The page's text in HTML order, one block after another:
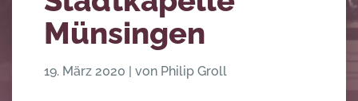
Münsingen
19. März 2020 | von Philip Groll